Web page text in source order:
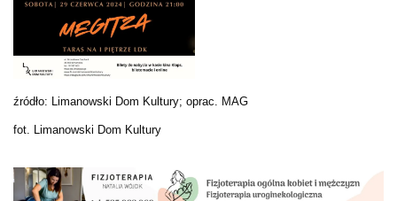
źródło: Limanowski Dom Kultury; oprac. MAG
fot. Limanowski Dom Kultury